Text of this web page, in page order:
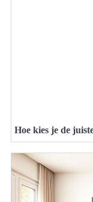
Hoe kies je de